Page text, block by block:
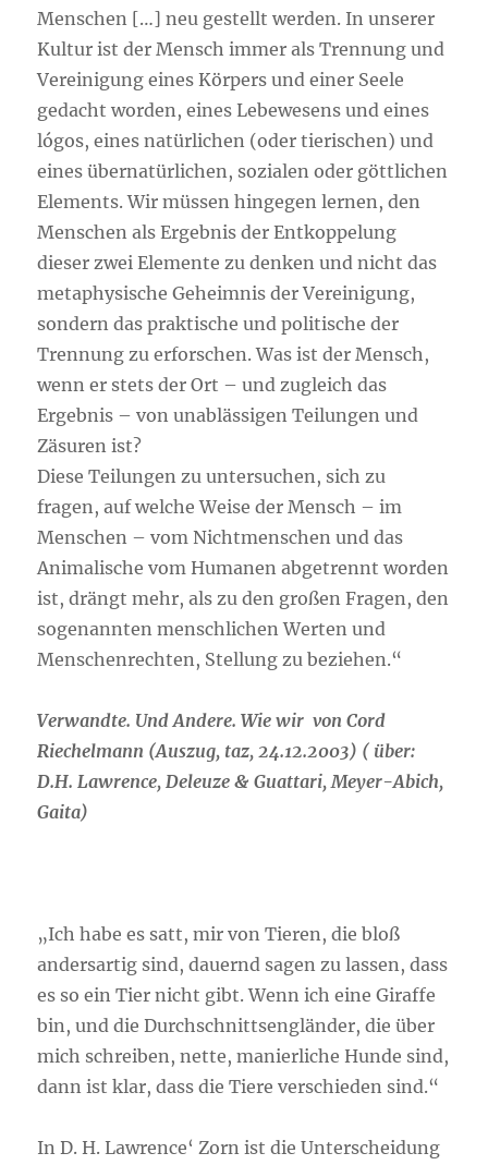
Menschen […] neu gestellt werden. In unserer
Kultur ist der Mensch immer als Trennung und
Vereinigung eines Körpers und einer Seele
gedacht worden, eines Lebewesens und eines
lógos, eines natürlichen (oder tierischen) und
eines übernatürlichen, sozialen oder göttlichen
Elements. Wir müssen hingegen lernen, den
Menschen als Ergebnis der Entkoppelung
dieser zwei Elemente zu denken und nicht das
metaphysische Geheimnis der Vereinigung,
sondern das praktische und politische der
Trennung zu erforschen. Was ist der Mensch,
wenn er stets der Ort – und zugleich das
Ergebnis – von unablässigen Teilungen und
Zäsuren ist?
Diese Teilungen zu untersuchen, sich zu
fragen, auf welche Weise der Mensch – im
Menschen – vom Nichtmenschen und das
Animalische vom Humanen abgetrennt worden
ist, drängt mehr, als zu den großen Fragen, den
sogenannten menschlichen Werten und
Menschenrechten, Stellung zu beziehen.“
Verwandte. Und Andere. Wie wir von Cord
Riechelmann (Auszug, taz, 24.12.2003) ( über:
D.H. Lawrence, Deleuze & Guattari, Meyer-Abich,
Gaita)
„Ich habe es satt, mir von Tieren, die bloß
andersartig sind, dauernd sagen zu lassen, dass
es so ein Tier nicht gibt. Wenn ich eine Giraffe
bin, und die Durchschnittsengländer, die über
mich schreiben, nette, manierliche Hunde sind,
dann ist klar, dass die Tiere verschieden sind.“
In D. H. Lawrence‘ Zorn ist die Unterscheidung